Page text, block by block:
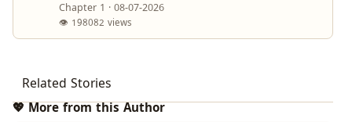
Chapter 1 · 08-07-2026
👁 198082 views
Related Stories
💖 More from this Author